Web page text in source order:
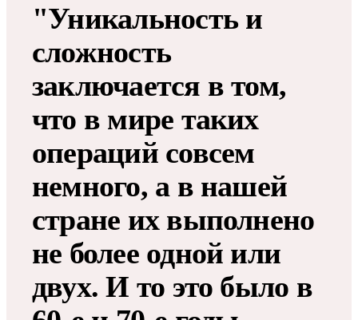
"Уникальность и
сложность
заключается в том,
что в мире таких
операций совсем
немного, а в нашей
стране их выполнено
не более одной или
двух. И то это было в